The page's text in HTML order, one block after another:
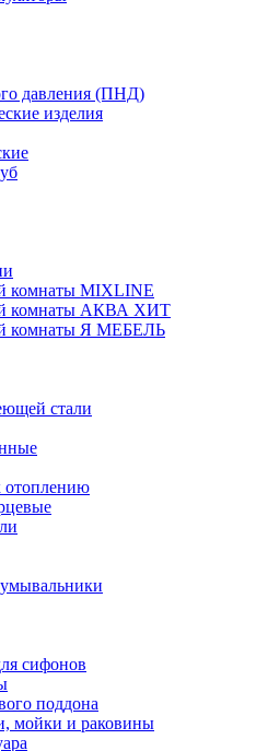
давления (ПНД)
изделия
комнаты MIXLINE
комнаты АКВА ХИТ
комнаты Я МЕБЕЛЬ
стали
сифонов
поддона
мойки и раковины